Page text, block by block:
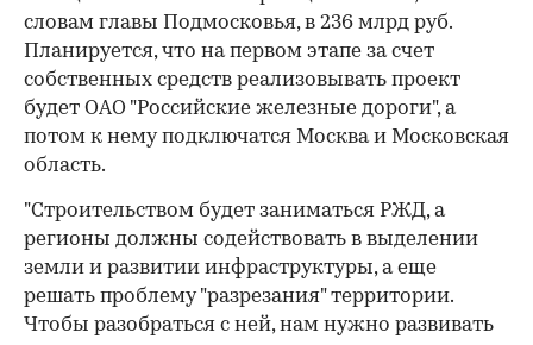
словам главы Подмосковья, в 236 млрд руб.
Планируется, что на первом этапе за счет
собственных средств реализовывать проект
будет ОАО "Российские железные дороги", а
потом к нему подключатся Москва и Московская
область.
"Строительством будет заниматься РЖД, а
регионы должны содействовать в выделении
земли и развитии инфраструктуры, а еще
решать проблему "разрезания" территории.
Чтобы разобраться с ней, нам нужно развивать